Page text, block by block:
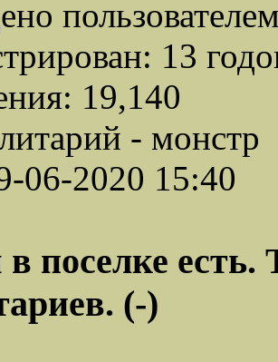
13
19,140
- монстр
06-2020 15:40
поселке есть.
(-)